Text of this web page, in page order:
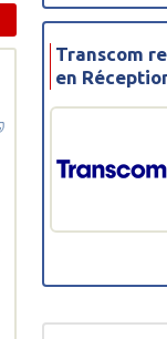
Transcom
en